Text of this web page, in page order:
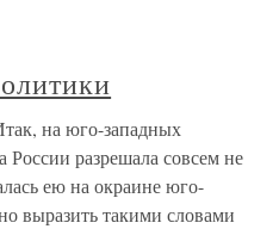
на юго-западных
разрешала совсем не
ею на окраине юго-
выразить такими словами